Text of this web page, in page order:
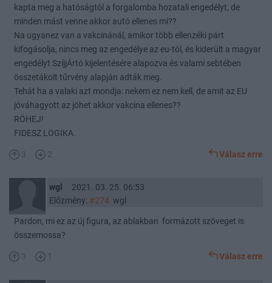
kapta meg a hatóságtól a forgalomba hozatali engedélyt, de
minden mást venne akkor autó ellenes mi??
Na ugyanez van a vakcinánál, amikor több ellenzéki párt
kifogásolja, nincs meg az engedélye az eu-tól, és kiderült a magyar
engedélyt SzíjjÁrtó kijelentésére alapozva és valami sebtében
összetákolt tűrvény alapján adták meg.
Tehát ha a valaki azt mondja: nekem ez nem kell, de amit az EU
jóváhagyott az jöhet akkor vakcina ellenes??
RÖHEJ!
FIDESZ LOGIKA.
3 2 Válasz erre
wgl
2021. 03. 25. 06:53
Előzmény: #274wgl
Pardon, mi ez az új figura, az ablakban formázott szöveget is
összemossa?
3 1 Válasz erre